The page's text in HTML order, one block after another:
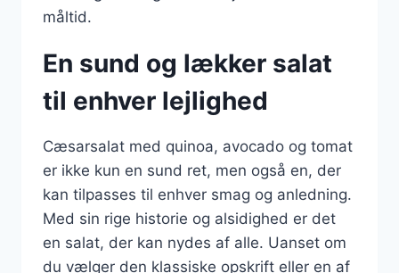
måltid.
En sund og lækker salat
til enhver lejlighed
Cæsarsalat med quinoa, avocado og tomat
er ikke kun en sund ret, men også en, der
kan tilpasses til enhver smag og anledning.
Med sin rige historie og alsidighed er det
en salat, der kan nydes af alle. Uanset om
du vælger den klassiske opskrift eller en af